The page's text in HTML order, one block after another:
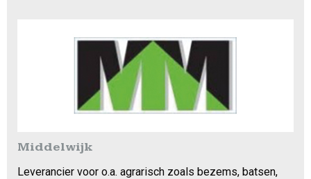
Middelwijk
Leverancier voor o.a. agrarisch zoals bezems, batsen,